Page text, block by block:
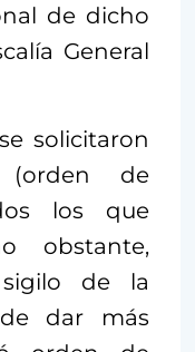
de dicho
General
solicitaron
(orden de
los que
obstante,
de la
dar más